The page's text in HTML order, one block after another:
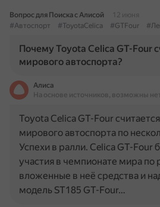
Вопрос для Поиска с Алисой
12 июня
#Автоспорт
#ToyotaCelica #GTFour
Почему Toyota Celica GT-Four
мирового автоспорта?
Алиса
На основе источников, возможны
Toyota Celica GT-Four
мирового автоспорта по
Успехи в ралли. Celica GT-Four
участия в чемпионате мира по
вложенные в неё средства и
модель ST185 GT-Four…